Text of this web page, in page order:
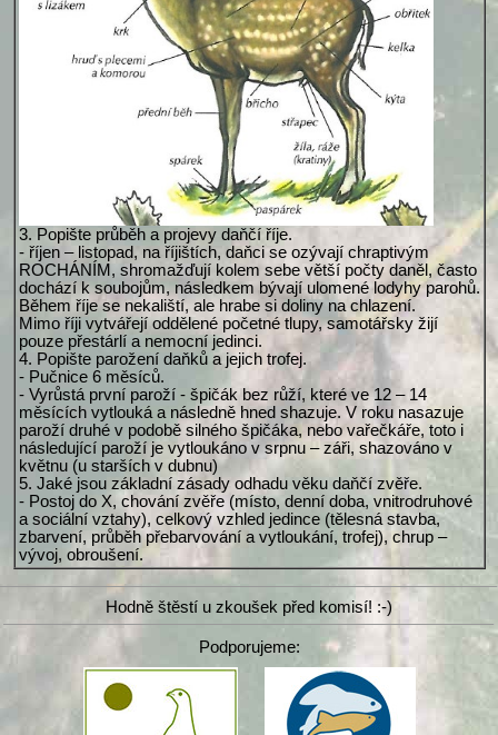
3. Popište průběh a projevy daňčí říje.
- říjen – listopad, na říjištích, daňci se ozývají chraptivým
ROCHÁNÍM, shromažďují kolem sebe větší počty daněl, často
dochází k soubojům, následkem bývají ulomené lodyhy parohů.
Během říje se nekaliští, ale hrabe si doliny na chlazení.
Mimo říji vytvářejí oddělené početné tlupy, samotářsky žijí
pouze přestárlí a nemocní jedinci.
4. Popište parožení daňků a jejich trofej.
- Pučnice 6 měsíců.
- Vyrůstá první paroží - špičák bez růží, které ve 12 – 14
měsících vytlouká a následně hned shazuje. V roku nasazuje
paroží druhé v podobě silného špičáka, nebo vařečkáře, toto i
následující paroží je vytloukáno v srpnu – záři, shazováno v
květnu (u starších v dubnu)
5. Jaké jsou základní zásady odhadu věku daňčí zvěře.
- Postoj do X, chování zvěře (místo, denní doba, vnitrodruhové
a sociální vztahy), celkový vzhled jedince (tělesná stavba,
zbarvení, průběh přebarvování a vytloukání, trofej), chrup –
vývoj, obroušení.
Hodně štěstí u zkoušek před komisí! :-)
Podporujeme: